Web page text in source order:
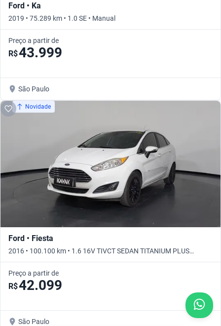
Ford • Ka
2019 • 75.289 km • 1.0 SE • Manual
Preço a partir de
R$43.999
São Paulo
Novidade
Ford • Fiesta
2016 • 100.100 km • 1.6 16V TIVCT SEDAN TITANIUM PLUS
PSHIFT • Automático
Preço a partir de
R$42.099
São Paulo